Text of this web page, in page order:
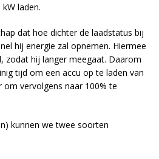
laden.
dat hoe dichter de laadstatus bij
hij energie zal opnemen. Hiermee
zodat hij langer meegaat. Daarom
tijd om een accu op te laden van
vervolgens naar 100% te
kunnen we twee soorten